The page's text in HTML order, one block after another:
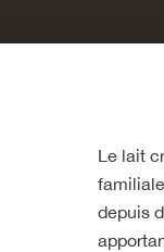
Le lait
depuis